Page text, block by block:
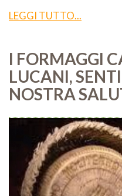
LEGGI TUTTO...
I FORMAGGI
LUCANI,
NOSTRA